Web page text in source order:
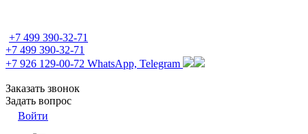
+7 499 390-32-71
+7 499 390-32-71
+7 926 129-00-72 WhatsApp, Telegram
Заказать звонок
Задать вопрос
Войти